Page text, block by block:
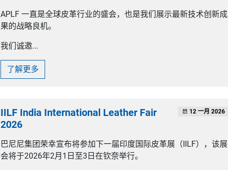
APLF 一直是全球皮革行业的盛会，也是我们展示最新技术创新成
果的战略良机。
我们诚邀...
了解更多
IILF India International Leather Fair
2026
12 一月 2026
巴尼尼集团荣幸宣布将参加下一届印度国际皮革展（IILF），该展
会将于2026年2月1日至3日在钦奈举行。